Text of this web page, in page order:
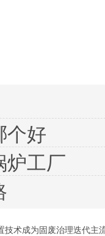
个好
炉工厂
技术成为固废治理迭代主